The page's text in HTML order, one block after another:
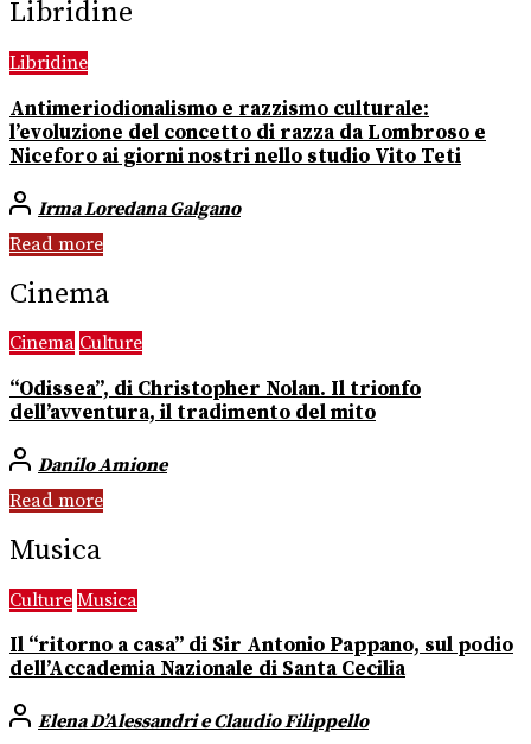
Libridine
Libridine
Antimeriodionalismo e razzismo culturale:
l’evoluzione del concetto di razza da Lombroso e
Niceforo ai giorni nostri nello studio Vito Teti
Irma Loredana Galgano
Read more
Cinema
Cinema Culture
“Odissea”, di Christopher Nolan. Il trionfo
dell’avventura, il tradimento del mito
Danilo Amione
Read more
Musica
Culture Musica
Il “ritorno a casa” di Sir Antonio Pappano, sul podio
dell’Accademia Nazionale di Santa Cecilia
Elena D’Alessandri e Claudio Filippello